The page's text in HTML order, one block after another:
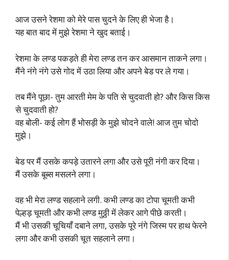
आज उसने रेशमा को मेरे पास चुदने के लिए ही भेजा है।
यह बात बाद में मुझे रेशमा ने खुद बताई।
रेशमा के लण्ड पकड़ते ही मेरा लण्ड तन कर आसमान ताकने लगा।
मैंने नंगे नंगे उसे गोद में उठा लिया और अपने बेड पर ले गया।
तब मैंने पूछा- तुम आरती मेम के पति से चुदवाती हो? और किस किस
से चुदवाती हो?
वह बोली- कई लोग हैं भोसड़ी के मुझे चोदने वाले! आज तुम चोदो
मुझे।
बेड पर मैं उसके कपड़े उतारने लगा और उसे पूरी नंगी कर दिया।
मैं उसके बूब्स मसलने लगा।
वह भी मेरा लण्ड सहलाने लगी. कभी लण्ड का टोपा चूमती कभी
पेल्हड़ चूमती और कभी लण्ड मुठ्ठी में लेकर आगे पीछे करती।
मैं भी उसकी चूचियाँ दबाने लगा, उसके पूरे नंगे जिस्म पर हाथ फेरने
लगा और कभी उसकी चूत सहलाने लगा।